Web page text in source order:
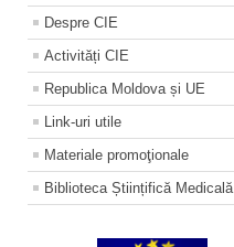
Despre CIE
Activități CIE
Republica Moldova și UE
Link-uri utile
Materiale promoţionale
Biblioteca Științifică Medicală